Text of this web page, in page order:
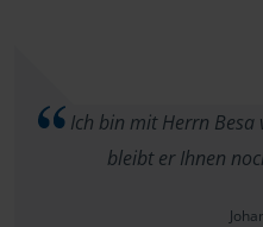
Ich bin mit Herrn
bleibt er Ihnen